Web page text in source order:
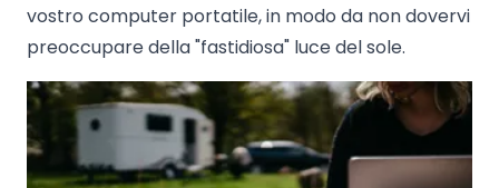
vostro computer portatile, in modo da non dovervi
preoccupare della "fastidiosa" luce del sole.